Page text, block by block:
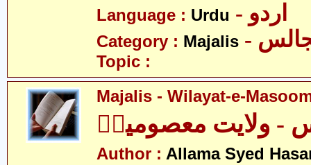
Language : Urdu - اردو
Category : Majalis
Topic :
Majalis - Wilayat-e-
- ولایت معصومینؑ
Author : Allama Syed